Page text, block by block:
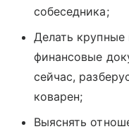
собеседника;
Делать крупные
финансовые
сейчас,
коварен;
Выяснять